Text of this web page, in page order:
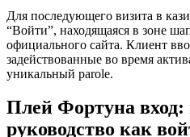
Для последующего визита в
“Войти”, находящаяся в зоне
официального сайта. Клиент
задействованные во время
уникальный parole.
Плей Фортуна вход:
руководство как